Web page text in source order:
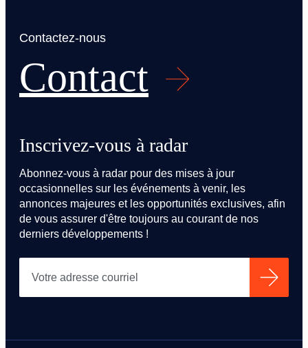
Contactez-nous
Contact
Inscrivez-vous à radar
Abonnez-vous à radar pour des mises à jour
occasionnelles sur les événements à venir, les
annonces majeures et les opportunités exclusives, afin
de vous assurer d'être toujours au courant de nos
derniers développements !